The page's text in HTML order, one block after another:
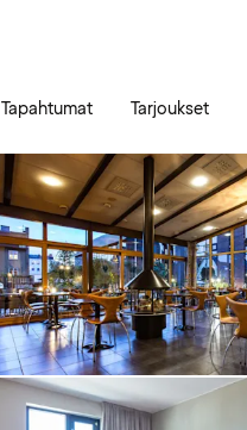
Tapahtumat Tarjoukset